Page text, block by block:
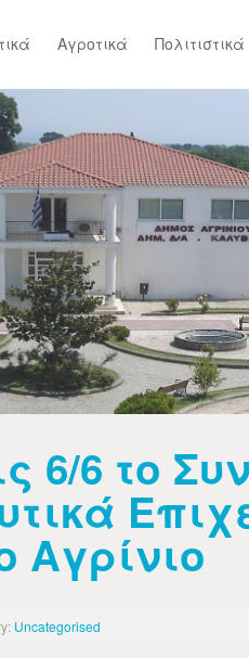
Αγροτικά Πολιτιστικά
6/6 το
Αγρίνιο
Uncategorised